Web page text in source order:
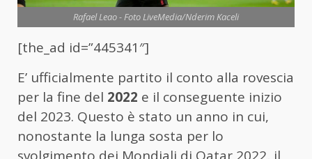
Rafael Leao - Foto LiveMedia/Nderim Kaceli
[the_ad id=”445341″]
E’ ufficialmente partito il conto alla rovescia
per la fine del 2022 e il conseguente inizio
del 2023. Questo è stato un anno in cui,
nonostante la lunga sosta per lo